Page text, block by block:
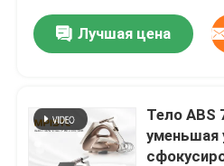
Лучшая цена
Тело ABS
уменьшая